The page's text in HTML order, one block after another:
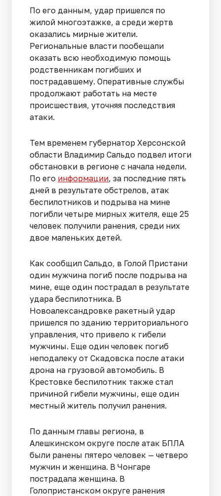
По его данным, удар пришелся по
жилой многоэтажке, а среди жертв
оказались мирные жители.
Региональные власти пообещали
оказать всю необходимую помощь
родственникам погибших и
пострадавшему. Оперативные службы
продолжают работать на месте
происшествия, уточняя последствия
атаки.
Тем временем губернатор Херсонской
области Владимир Сальдо подвел итоги
обстановки в регионе с начала недели.
По его информации, за последние пять
дней в результате обстрелов, атак
беспилотников и подрыва на мине
погибли четыре мирных жителя, еще 25
человек получили ранения, среди них
двое маленьких детей.
Как сообщил Сальдо, в Голой Пристани
один мужчина погиб после подрыва на
мине, еще один пострадал в результате
удара беспилотника. В
Новоалександровке ракетный удар
пришелся по зданию территориального
управления, что привело к гибели
мужчины. Еще один человек погиб
неподалеку от Скадовска после атаки
дрона на грузовой автомобиль. В
Крестовке беспилотник также стал
причиной гибели мужчины, еще один
местный житель получил ранения.
По данным главы региона, в
Алешкинском округе после атак БПЛА
были ранены пятеро человек — четверо
мужчин и женщина. В Чонгаре
пострадала женщина. В
Голопристанском округе ранения